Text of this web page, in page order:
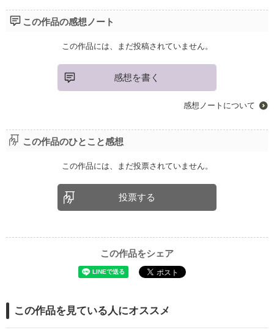
この作品の感想ノート
この作品には、まだ投稿されていません。
感想を書く
感想ノートについて
この作品のひとこと感想
この作品には、まだ投票されていません。
投票する
この作品をシェア
この作品を見ている人にオススメ